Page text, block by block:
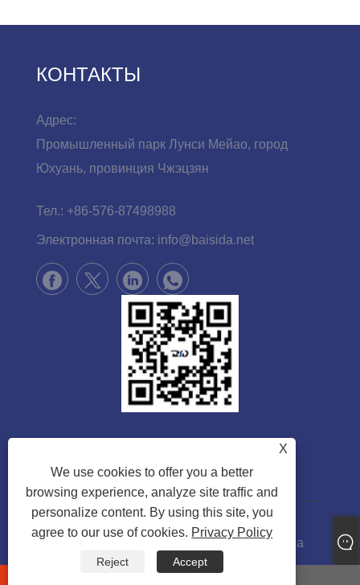
КОНТАКТЫ
Адрес:
Промышленный парк Лунси Мейао, город
Юхуань, провинция Чжэцзян
Тел.: +86-576-87498988
Электронная почта: info@baisida.net
Авторские права © 2025 Zhejiang Baisida
Sanitary Co., Ltd. Все права защищены.
X
We use cookies to offer you a better
browsing experience, analyze site traffic and
personalize content. By using this site, you
agree to our use of cookies. Privacy Policy
Reject Accept